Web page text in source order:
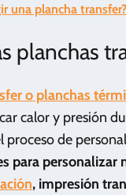
una plancha transfer?
planchas
o planchas
calor y presión
de
para personalizar
, impresión